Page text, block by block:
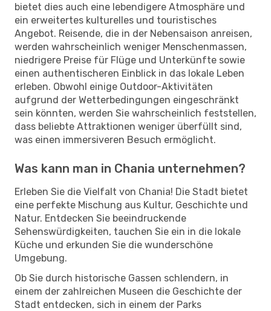
bietet dies auch eine lebendigere Atmosphäre und
ein erweitertes kulturelles und touristisches
Angebot. Reisende, die in der Nebensaison anreisen,
werden wahrscheinlich weniger Menschenmassen,
niedrigere Preise für Flüge und Unterkünfte sowie
einen authentischeren Einblick in das lokale Leben
erleben. Obwohl einige Outdoor-Aktivitäten
aufgrund der Wetterbedingungen eingeschränkt
sein könnten, werden Sie wahrscheinlich feststellen,
dass beliebte Attraktionen weniger überfüllt sind,
was einen immersiveren Besuch ermöglicht.
Was kann man in Chania unternehmen?
Erleben Sie die Vielfalt von Chania! Die Stadt bietet
eine perfekte Mischung aus Kultur, Geschichte und
Natur. Entdecken Sie beeindruckende
Sehenswürdigkeiten, tauchen Sie ein in die lokale
Küche und erkunden Sie die wunderschöne
Umgebung.
Ob Sie durch historische Gassen schlendern, in
einem der zahlreichen Museen die Geschichte der
Stadt entdecken, sich in einem der Parks